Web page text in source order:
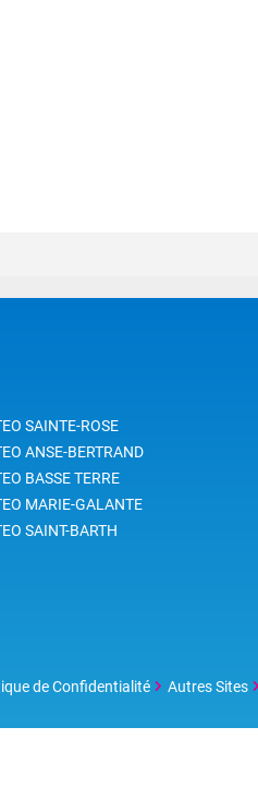
SAINTE-ROSE
ANSE-BERTRAND
BASSE TERRE
MARIE-GALANTE
SAINT-BARTH
de Confidentialité Autres Sites